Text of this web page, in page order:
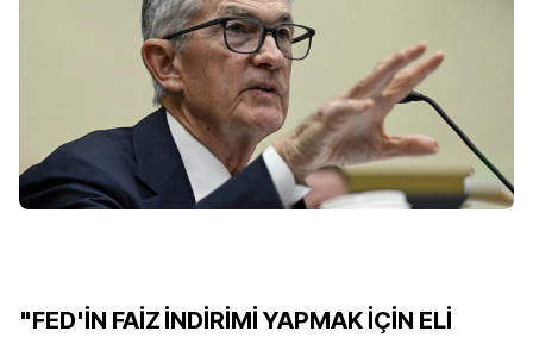
"FED'İN FAİZ İNDİRİMİ YAPMAK İÇİN ELİ